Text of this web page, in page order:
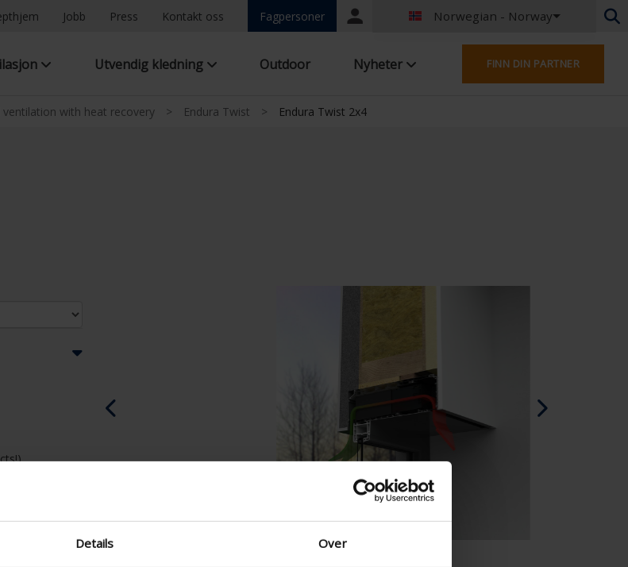
Details Over
Jobb Press Kontakt oss Fagpersoner
Portal
Norwegian - Norway
Nederlandsk - Belgia
Fransk - Belgia
Nederlandsk - Nederland
Ungarsk - Ungarn
Dansk - Danmark
Norwegian - Norway
Svensk - Sverige
English - Ireland
Middle East
Russian - Russia
Utvendig kledning Outdoor Nyheter FINN DIN PARTNER
ventilation with heat recovery > Endura Twist > Endura Twist 2x4